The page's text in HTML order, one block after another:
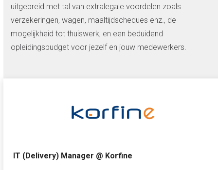
uitgebreid met tal van extralegale voordelen zoals
verzekeringen, wagen, maaltijdscheques enz., de
mogelijkheid tot thuiswerk, en een beduidend
opleidingsbudget voor jezelf en jouw medewerkers.
IT (Delivery) Manager @ Korfine